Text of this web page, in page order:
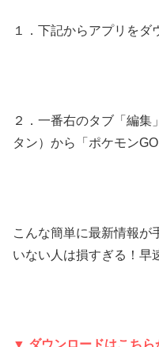
１．下記からアプリをダ
２．一番右のタブ「編集
タン）から「ポケモンGO
こんな簡単に最新情報が
いない人は損すぎる！早